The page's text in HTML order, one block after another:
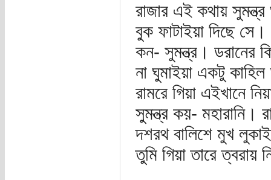
রাজার এই কথায়
বুক ফাটাইয়া দিছে সে।
কন- সুমন্ত্র। ডরানের
না ঘুমাইয়া একটু
রামরে গিয়া এইখানে
সুমন্ত্র কয়- মহারানি।
দশরথ বালিশে মুখ
তুমি গিয়া তারে